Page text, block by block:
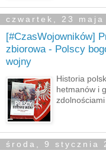
czwartek, 23 maja
[#CzasWojowników]
zbiorowa - Polscy
wojny
Historia
hetmanów i
środa, 9 stycznia